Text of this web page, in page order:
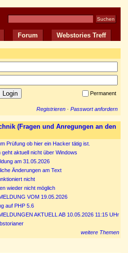
Forum Webstories Treff
Permanent
Registrieren · Passwort anfordern
(Fragen und Anregungen an den
Prüfung ob hier ein Hacker tätig ist.
geht aktuell nicht über Windows
am 31.05.2026
Änderungen am Text
nicht
wieder nicht möglich
VOM 19.05.2026
auf PHP 5.6
AKTUELL AB 10.05.2026 11:15 UHr
weitere Themen